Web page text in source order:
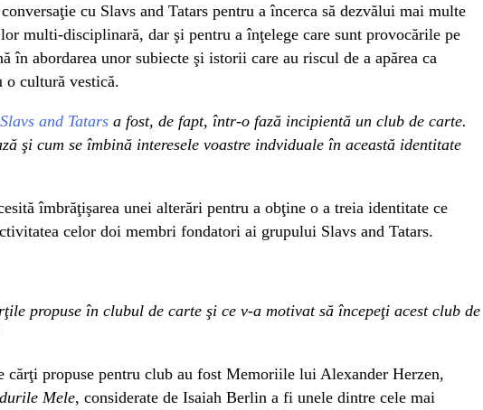
cu Slavs and Tatars pentru a încerca să dezvălui mai multe
multi-disciplinară, dar şi pentru a înţelege care sunt provocările pe
în abordarea unor subiecte şi istorii care au riscul de a apărea ca
o cultură vestică.
Slavs and Tatars a fost, de fapt, într-o fază incipientă un club de carte.
şi cum se îmbină interesele voastre indviduale în această identitate
îmbrăţişarea unei alterări pentru a obţine o a treia identitate ce
celor doi membri fondatori ai grupului Slavs and Tatars.
propuse în clubul de carte şi ce v-a motivat să începeţi acest club de
cărţi propuse pentru club au fost Memoriile lui Alexander Herzen,
Mele, considerate de Isaiah Berlin a fi unele dintre cele mai